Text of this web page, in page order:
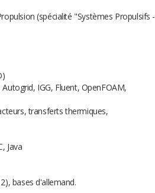
(spécialité "Systèmes Propulsifs -
IGG, Fluent, OpenFOAM,
transferts thermiques,
Java
bases d'allemand.